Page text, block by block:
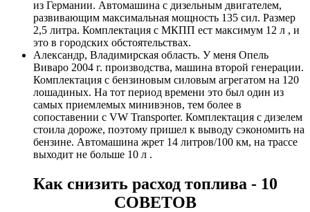
из Германии. Автомашина с дизельным двигателем,
развивающим максимальная мощность 135 сил. Размер
2,5 литра. Комплектация с МКПП ест максимум 12 л , и
это в городских обстоятельствах.
Александр, Владимирская область. У меня Опель
Виваро 2004 г. производства, машина второй генерации.
Комплектация с бензиновым силовым агрегатом на 120
лошадиных. На тот период времени это был один из
самых приемлемых минивэнов, тем более в
сопоставении с VW Transporter. Комплектация с дизелем
стоила дороже, поэтому пришел к выводу сэкономить на
бензине. Автомашина жрет 14 литров/100 км, на трассе
выходит не больше 10 л .
Как снизить расход топлива - 10
СОВЕТОВ